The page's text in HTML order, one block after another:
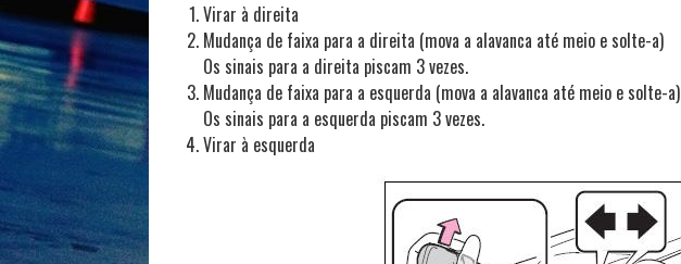
Virar à direita
Mudança de faixa para a direita (mova a alavanca até meio e solte-a)
Os sinais para a direita piscam 3 vezes.
Mudança de faixa para a esquerda (mova a alavanca até meio e solte-a)
Os sinais para a esquerda piscam 3 vezes.
Virar à esquerda